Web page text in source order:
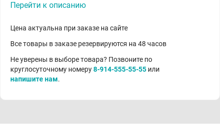
Перейти к описанию
Цена актуальна при заказе на сайте
Все товары в заказе резервируются на 48 часов
Не уверены в выборе товара? Позвоните по
круглосуточному номеру8-914-555-55-55 или
напишите нам.